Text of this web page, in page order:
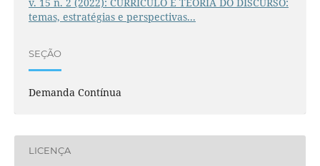
temas, estratégias e perspectivas...
SEÇÃO
Demanda Contínua
LICENÇA